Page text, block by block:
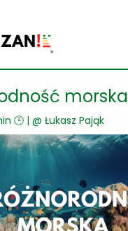
morska
🕒 | @ Łukasz Pająk